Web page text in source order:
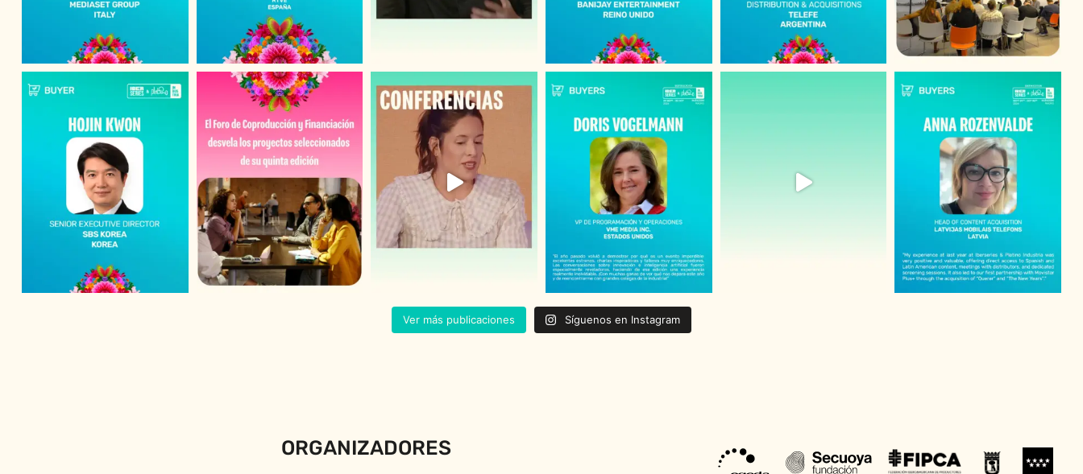
Ver más publicaciones Síguenos en Instagram
ORGANIZADORES